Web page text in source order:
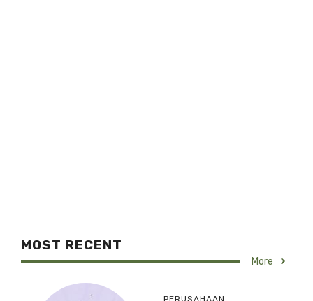
MOST RECENT
More
PERUSAHAAN